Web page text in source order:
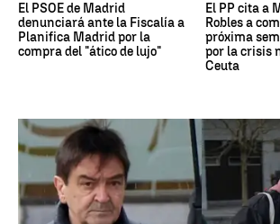
El PSOE de Madrid
denunciará ante la Fiscalía a
Planifica Madrid por la
compra del "ático de lujo"
El PP cita a
Robles a
próxima
por la crisis
Ceuta